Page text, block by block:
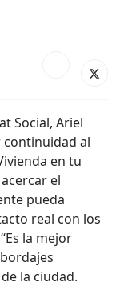
Social, Ariel
continuidad al
en tu
el
pueda
real con los
la mejor
la ciudad.